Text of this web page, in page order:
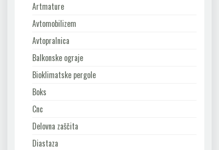
Artmature
Avtomobilizem
Avtopralnica
Balkonske ograje
Bioklimatske pergole
Boks
Cnc
Delovna zaščita
Diastaza